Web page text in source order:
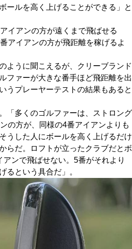
ールを高く上げることができる」と
イアンの方が遠くまで飛ばせる
アイアンの方が飛距離を稼げるよ
ように聞こえるが、クリーブランド
ファーが大きな番手ほど飛距離を出
うプレーヤーテストの結果もあると
「多くのゴルファーは、ストロング
の方が、同様の4番アイアンよりも
うした人にボールを高く上げるだけ
らだ。ロフトが立ったクラブだとボ
ンで飛ばせない。5番がそれより
るという具合だ」。